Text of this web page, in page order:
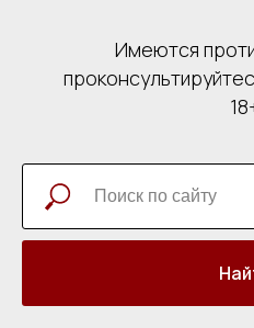
Имеются